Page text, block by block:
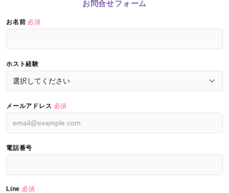
お問合せフォーム
お名前 必須
ホスト経験
メールアドレス 必須
電話番号
Line 必須